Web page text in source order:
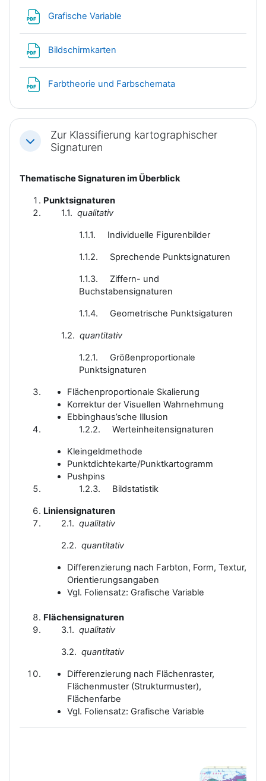
Grafische Variable
Bildschirmkarten
Farbtheorie und Farbschemata
Einklappen
Zur Klassifierung kartographischer
Signaturen
Thematische Signaturen im Überblick
Punktsignaturen
1.1. qualitativ
1.1.1. Individuelle Figurenbilder
1.1.2. Sprechende Punktsignaturen
1.1.3. Ziffern- und
Buchstabensignaturen
1.1.4. Geometrische Punktsigaturen
1.2. quantitativ
1.2.1. Größenproportionale
Punktsignaturen
Flächenproportionale Skalierung
Korrektur der Visuellen Wahrnehmung
Ebbinghaus’sche Illusion
1.2.2. Werteinheitensignaturen
Kleingeldmethode
Punktdichtekarte/Punktkartogramm
Pushpins
1.2.3. Bildstatistik
Liniensignaturen
2.1. qualitativ
2.2. quantitativ
Differenzierung nach Farbton, Form, Textur,
Orientierungsangaben
Vgl. Foliensatz: Grafische Variable
Flächensignaturen
3.1. qualitativ
3.2. quantitativ
Differenzierung nach Flächenraster,
Flächenmuster (Strukturmuster),
Flächenfarbe
Vgl. Foliensatz: Grafische Variable